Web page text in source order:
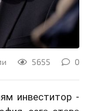
5655 0
инвеститор -